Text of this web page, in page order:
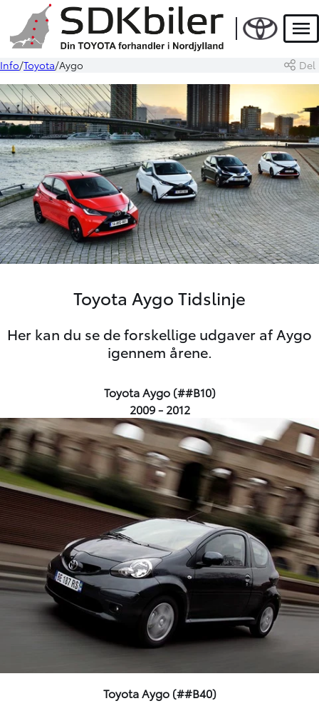
Info Toyota Aygo Del
Toyota Aygo Tidslinje
Her kan du se de forskellige udgaver af Aygo
igennem årene.
Toyota Aygo (##B10)
2009 - 2012
Toyota Aygo (##B40)